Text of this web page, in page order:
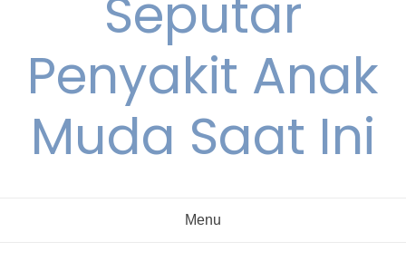
Seputar
Penyakit Anak
Muda Saat Ini
Menu